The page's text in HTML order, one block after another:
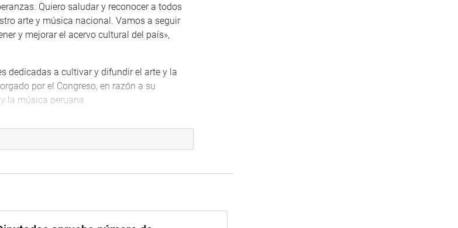
Quiero saludar y reconocer a todos
arte y música nacional. Vamos a seguir
y mejorar el acervo cultural del país»,
dedicadas a cultivar y difundir el arte y la
por el Congreso, en razón a su
la música peruana.